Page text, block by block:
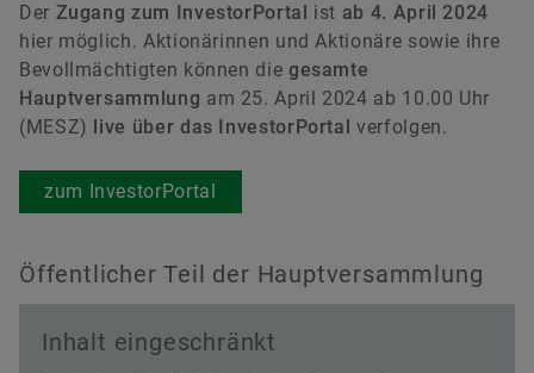
Hauptversammlung 2016
Jens von Seckendorff
Vitesco Technologies GmbH
93055 Regensburg
Der Zugang zum InvestorPortal ist ab 4. April 2024
hier möglich. Aktionärinnen und Aktionäre sowie ihre
Bevollmächtigten können die gesamte
Hauptversammlung am 25. April 2024 ab 10.00 Uhr
(MESZ)
live über das InvestorPortal verfolgen.
zum InvestorPortal
Öffentlicher Teil der Hauptversammlung
Inhalt eingeschränkt